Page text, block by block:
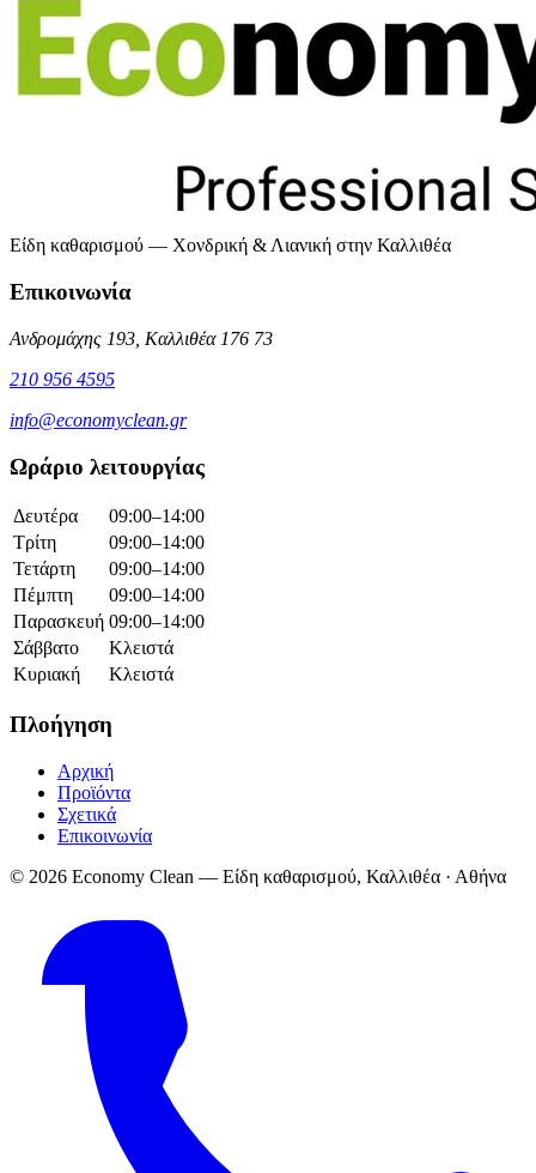
Είδη καθαρισμού — Χονδρική & Λιανική στην Καλλιθέα
Επικοινωνία
Ανδρομάχης 193, Καλλιθέα 176 73
210 956 4595
info@economyclean.gr
Ωράριο λειτουργίας
Δευτέρα
09:00–14:00
Τρίτη
09:00–14:00
Τετάρτη
09:00–14:00
Πέμπτη
09:00–14:00
Παρασκευή 09:00–14:00
Σάββατο
Κλειστά
Κυριακή
Κλειστά
Πλοήγηση
Αρχική
Προϊόντα
Σχετικά
Επικοινωνία
© 2026 Economy Clean — Είδη καθαρισμού, Καλλιθέα · Αθήνα